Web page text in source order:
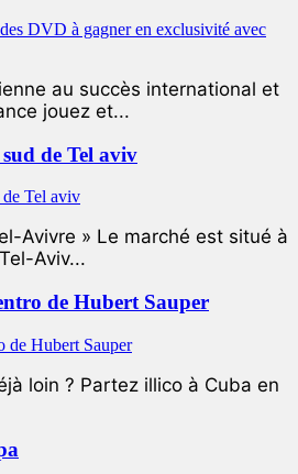
au succès international et
jouez et...
de Tel aviv
Avivre » Le marché est situé à
Aviv...
de Hubert Sauper
loin ? Partez illico à Cuba en